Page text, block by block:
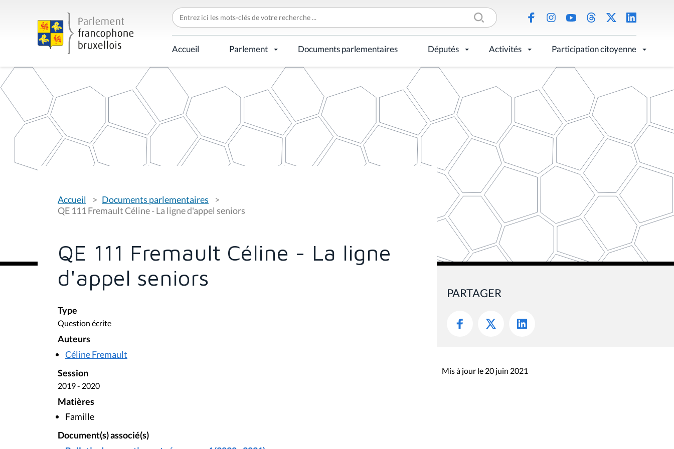
C
h
e
r
c
h
r
p
Accueil Parlement Documents parlementaires Députés Activités Participation citoyenne
o
u
s
Accueil
Documents parlementaires
QE 111 Fremault Céline - La ligne d'appel seniors
QE 111 Fremault Céline - La ligne
d'appel seniors
Type
Question écrite
Auteurs
Céline Fremault
Session
2019 - 2020
Matières
Famille
Document(s) associé(s)
PARTAGER
Mis à jour le 20 juin 2021